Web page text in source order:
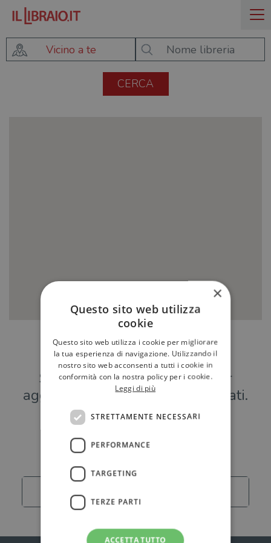
Vicino a te
Hai una libreria?
Scrivici a
per
aggiungere o modificare i tuoi dati.
Librerie
×
Questo sito web utilizza
cookie
Questo sito web utilizza i cookie per migliorare
la tua esperienza di navigazione. Utilizzando il
nostro sito web acconsenti a tutti i cookie in
conformità con la nostra policy per i cookie.
Leggi di più
STRETTAMENTE NECESSARI
PERFORMANCE
TARGETING
TERZE PARTI
ACCETTA TUTTO